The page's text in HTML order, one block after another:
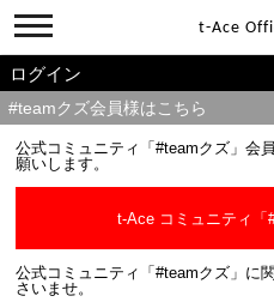
toggle
navigation
t-Ace
ログイン
#teamクズ会員様はこちら
公式コミュニティ「#teamクズ」会
願いします。
t-Ace コミュニティ「
公式コミュニティ「#teamクズ」に
さいませ。